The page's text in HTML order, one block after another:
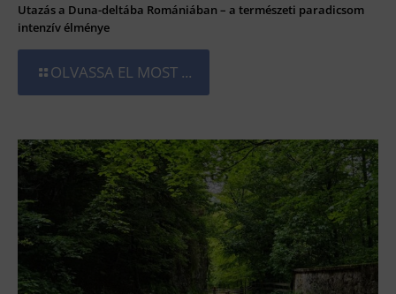
Utazás a Duna-deltába Romániában – a természeti paradicsom
intenzív élménye
OLVASSA EL MOST ...